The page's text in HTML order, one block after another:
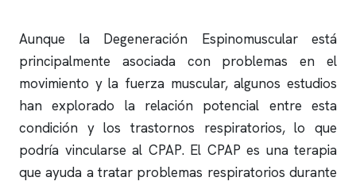
Aunque la Degeneración Espinomuscular está
principalmente asociada con problemas en el
movimiento y la fuerza muscular, algunos estudios
han explorado la relación potencial entre esta
condición y los trastornos respiratorios, lo que
podría vincularse al CPAP. El CPAP es una terapia
que ayuda a tratar problemas respiratorios durante